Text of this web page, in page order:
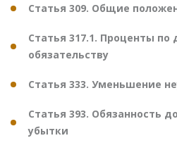
Статья 309. Общие
Статья 317.1. Проценты
обязательству
Статья 333. Уменьшение
Статья 393. Обязанность
убытки